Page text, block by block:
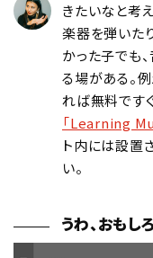
きたいなと考
楽器を弾いた
かった子でも
る場がある。
れば無料です
「Learning
ト内には設置
い。
うわ、おもしろ